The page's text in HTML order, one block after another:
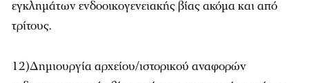
εγκλημάτων ενδοοικογενειακής βίας ακόμα και από
τρίτους.
12)Δημιουργία αρχείου/ιστορικού αναφορών